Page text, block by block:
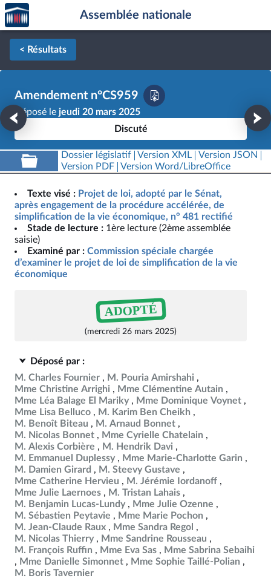
Aller au contenu
Aller en bas de la page
Accèder
à la
page
d'accueil
Assemblée nationale
< Résultats
Amendement n°CS959
Déposé le jeudi 20 mars 2025
Discuté
Dossier législatif Version XML
Version JSON
Version PDF
Version Word/LibreOffice
Texte visé : Projet de loi, adopté par le Sénat,
après engagement de la procédure accélérée, de
simplification de la vie économique, n° 481 rectifié
Stade de lecture : 1ère lecture (2ème assemblée
saisie)
Examiné par : Commission spéciale chargée
d’examiner le projet de loi de simplification de la vie
économique
ADOPTÉ
(mercredi 26 mars 2025)
Déposé par :
M. Charles Fournier
M. Pouria Amirshahi
Mme Christine Arrighi
Mme Clémentine Autain
Mme Léa Balage El Mariky
Mme Dominique Voynet
Mme Lisa Belluco
M. Karim Ben Cheikh
M. Benoît Biteau
M. Arnaud Bonnet
M. Nicolas Bonnet
Mme Cyrielle Chatelain
M. Alexis Corbière
M. Hendrik Davi
M. Emmanuel Duplessy
Mme Marie-Charlotte Garin
M. Damien Girard
M. Steevy Gustave
Mme Catherine Hervieu
M. Jérémie Iordanoff
Mme Julie Laernoes
M. Tristan Lahais
M. Benjamin Lucas-Lundy
Mme Julie Ozenne
M. Sébastien Peytavie
Mme Marie Pochon
M. Jean-Claude Raux
Mme Sandra Regol
M. Nicolas Thierry
Mme Sandrine Rousseau
M. François Ruffin
Mme Eva Sas
Mme Sabrina Sebaihi
Mme Danielle Simonnet
Mme Sophie Taillé-Polian
M. Boris Tavernier